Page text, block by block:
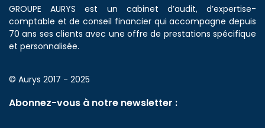
GROUPE AURYS est un cabinet d’audit, d’expertise-
comptable et de conseil financier qui accompagne depuis
70 ans ses clients avec une offre de prestations spécifique
et personnalisée.
© Aurys 2017 - 2025
Abonnez-vous à notre newsletter :